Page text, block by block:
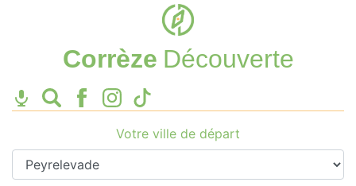
Corrèze Découverte
Votre ville de départ